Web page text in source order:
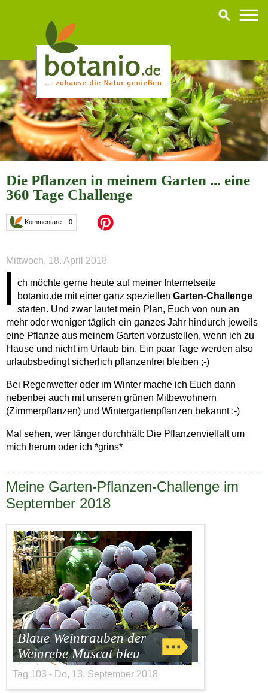
Die Pflanzen in meinem Garten ... eine
360 Tage Challenge
Kommentare 0
Mittwoch, 18. April 2018
I ch möchte gerne heute auf meiner Internetseite
botanio.de mit einer ganz speziellen Garten-Challenge
starten. Und zwar lautet mein Plan, Euch von nun an
mehr oder weniger täglich ein ganzes Jahr hindurch jeweils
eine Pflanze aus meinem Garten vorzustellen, wenn ich zu
Hause und nicht im Urlaub bin. Ein paar Tage werden also
urlaubsbedingt sicherlich pflanzenfrei bleiben ;-)
Bei Regenwetter oder im Winter mache ich Euch dann
nebenbei auch mit unseren grünen Mitbewohnern
(Zimmerpflanzen) und Wintergartenpflanzen bekannt :-)
Mal sehen, wer länger durchhält: Die Pflanzenvielfalt um
mich herum oder ich *grins*
Meine Garten-Pflanzen-Challenge im
September 2018
Blaue Weintrauben der
Weinrebe Muscat bleu
Tag 103 - Do, 13. September 2018